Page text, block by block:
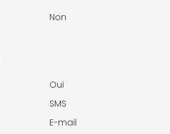
Non
Oui
SMS
E-mail